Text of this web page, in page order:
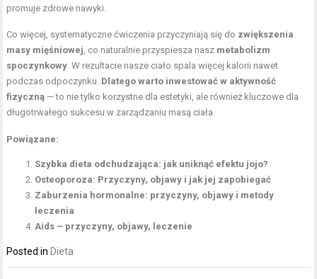
promuje zdrowe nawyki.
Co więcej, systematyczne ćwiczenia przyczyniają się do zwiększenia
masy mięśniowej , co naturalnie przyspiesza nasz metabolizm
spoczynkowy . W rezultacie nasze ciało spala więcej kalorii nawet
podczas odpoczynku. Dlatego warto inwestować w aktywność
fizyczną — to nie tylko korzystne dla estetyki, ale również kluczowe dla
długotrwałego sukcesu w zarządzaniu masą ciała.
Powiązane:
Szybka dieta odchudzająca: jak uniknąć efektu jojo?
Osteoporoza: Przyczyny, objawy i jak jej zapobiegać
Zaburzenia hormonalne: przyczyny, objawy i metody
leczenia
Aids – przyczyny, objawy, leczenie
Posted in Dieta